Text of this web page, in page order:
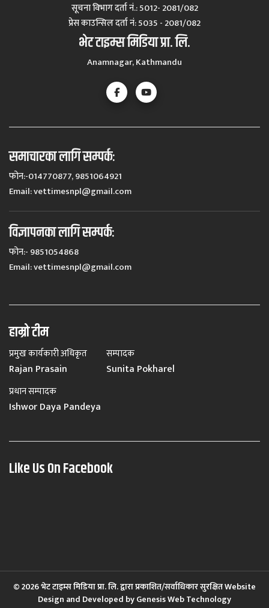
सूचना विभाग दर्ता नं.: 5012- 2081/082
प्रेस काउन्सिल दर्ता नं‍: 5035 - 2081/082
भेट टाइम्स मिडिया प्रा. लि.
Anamnagar, Kathmandu
समाचारका लागि सम्पर्कः
फोन:-014770877, 9851064921
Email:vettimesnpl@gmail.com
विज्ञापनका लागि सम्पर्कः
फोन:- 9851054868
Email:vettimesnpl@gmail.com
हाम्रो टीम
प्रमुख कार्यकारी अधिकृत
Rajan Prasain
सम्पादक
Sunita Pokharel
प्रधान सम्पादक
Ishwor Daya Pandeya
Like Us On Facebook
© 2026 भेट टाइम्स मिडिया प्रा. लि. द्वारा प्रकाशित/सर्वाधिकार सुरक्षित Website
Design and Developed byGenesis Web Technology